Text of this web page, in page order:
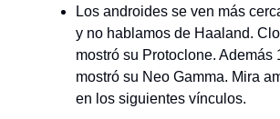
Los androides se ven más
y no hablamos de Haaland.
mostró su Protoclone. Además
mostró su Neo Gamma. Mira
en los siguientes vínculos.